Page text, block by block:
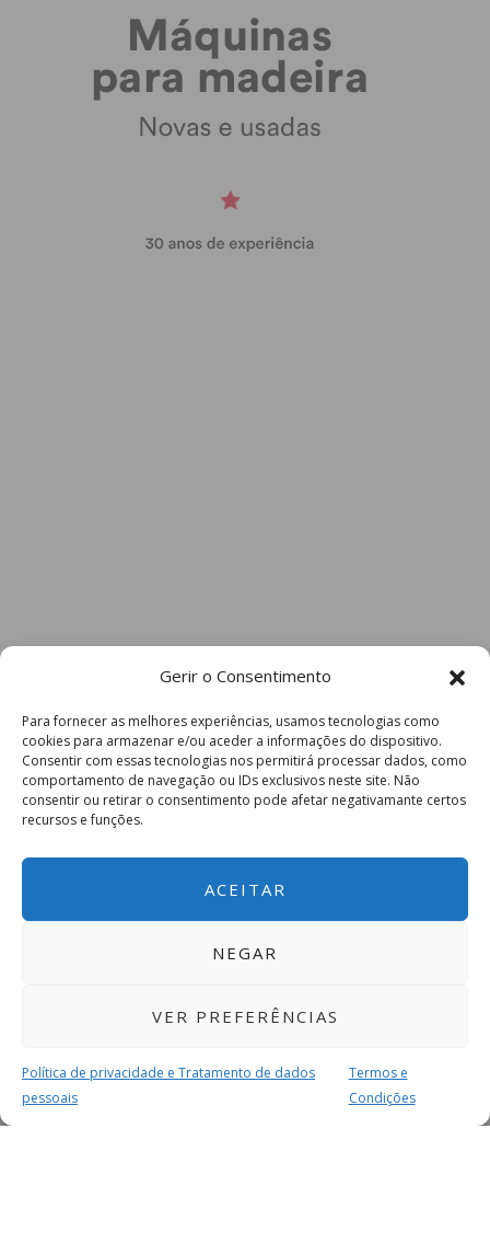
Gerir o Consentimento
Para fornecer as melhores experiências, usamos tecnologias como
cookies para armazenar e/ou aceder a informações do dispositivo.
Consentir com essas tecnologias nos permitirá processar dados, como
comportamento de navegação ou IDs exclusivos neste site. Não
consentir ou retirar o consentimento pode afetar negativamante certos
recursos e funções.
ACEITAR
NEGAR
VER PREFERÊNCIAS
Política de privacidade e Tratamento de dados
pessoais
Termos e
Condições